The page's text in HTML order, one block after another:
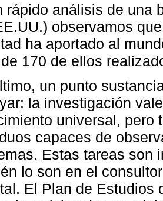
rápido análisis de una
observamos
ha aportado al
170 de ellos
un punto
la investigación
universal, pero
capaces de
Estas tareas son
lo son en el
El Plan de Estudios